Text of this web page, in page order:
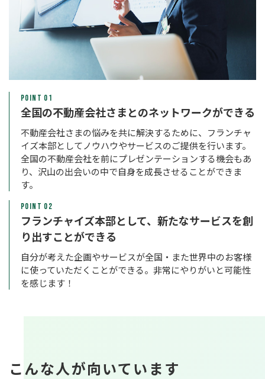
POINT 01
全国の不動産会社さまとのネットワークができる
不動産会社さまの悩みを共に解決するために、フランチャ
イズ本部としてノウハウやサービスのご提供を行います。
全国の不動産会社を前にプレゼンテーションする機会もあ
り、沢山の出会いの中で自身を成長させることができま
す。
POINT 02
フランチャイズ本部として、新たなサービスを創
り出すことができる
自分が考えた企画やサービスが全国・また世界中のお客様
に使っていただくことができる。非常にやりがいと可能性
を感じます！
こんな人が向いています